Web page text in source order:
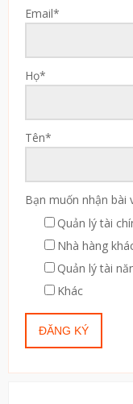
Email*
Họ*
Tên*
Bạn muốn nhận bài
Quản lý tài
Nhà hàng
Quản lý tài
Khác